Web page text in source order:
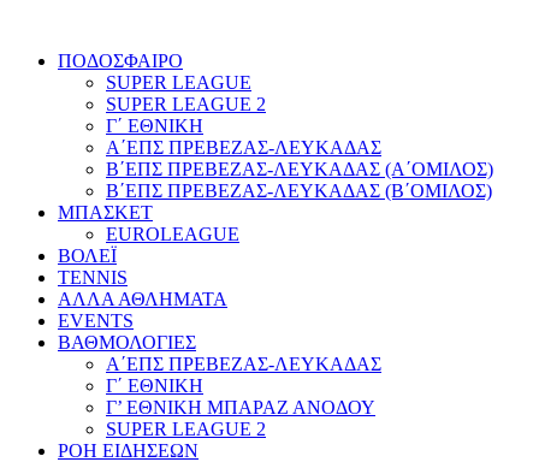
ΠΟΔΟΣΦΑΙΡΟ
SUPER LEAGUE
SUPER LEAGUE 2
Γ΄ ΕΘΝΙΚΗ
Α΄ΕΠΣ ΠΡΕΒΕΖΑΣ-ΛΕΥΚΑΔΑΣ
Β΄ΕΠΣ ΠΡΕΒΕΖΑΣ-ΛΕΥΚΑΔΑΣ (Α΄ΟΜΙΛΟΣ)
Β΄ΕΠΣ ΠΡΕΒΕΖΑΣ-ΛΕΥΚΑΔΑΣ (Β΄ΟΜΙΛΟΣ)
ΜΠΑΣΚΕΤ
EUROLEAGUE
ΒΟΛΕΪ
TENNIS
ΑΛΛΑ ΑΘΛΗΜΑΤΑ
EVENTS
ΒΑΘΜΟΛΟΓΙΕΣ
Α΄ΕΠΣ ΠΡΕΒΕΖΑΣ-ΛΕΥΚΑΔΑΣ
Γ΄ ΕΘΝΙΚΗ
Γ’ ΕΘΝΙΚΗ ΜΠΑΡΑΖ ΑΝΟΔΟΥ
SUPER LEAGUE 2
ΡΟΗ ΕΙΔΗΣΕΩΝ